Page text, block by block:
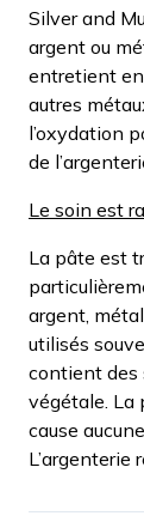
Silver and
argent ou
entretient en
autres
l’oxydation
de
Le soin est
La pâte est
argent,
utilisés
contient des
végétale. La
cause
L’argenterie